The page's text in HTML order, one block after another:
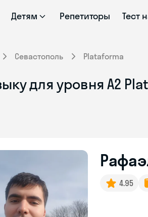
Детям Репетиторы Тест
Севастополь Plataforma
для уровня А2
4.95